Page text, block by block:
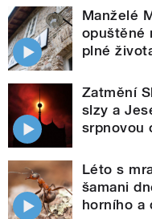
Manželé
opuštěné
plné
Zatmění
slzy a
srpnovou
Léto s
šamani
horního a